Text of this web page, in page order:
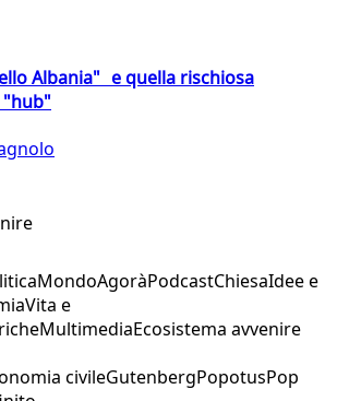
Albania" e quella rischiosa
"hub"
MondoAgoràPodcastChiesaIdee e
Vita e
MultimediaEcosistema avvenire
civileGutenbergPopotusPop